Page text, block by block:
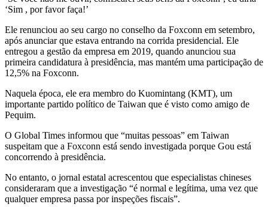
‘Sim , por favor faça!’
Ele renunciou ao seu cargo no conselho da Foxconn em setembro,
após anunciar que estava entrando na corrida presidencial. Ele
entregou a gestão da empresa em 2019, quando anunciou sua
primeira candidatura à presidência, mas mantém uma participação de
12,5% na Foxconn.
Naquela época, ele era membro do Kuomintang (KMT), um
importante partido político de Taiwan que é visto como amigo de
Pequim.
O Global Times informou que “muitas pessoas” em Taiwan
suspeitam que a Foxconn está sendo investigada porque Gou está
concorrendo à presidência.
No entanto, o jornal estatal acrescentou que especialistas chineses
consideraram que a investigação “é normal e legítima, uma vez que
qualquer empresa passa por inspeções fiscais”.